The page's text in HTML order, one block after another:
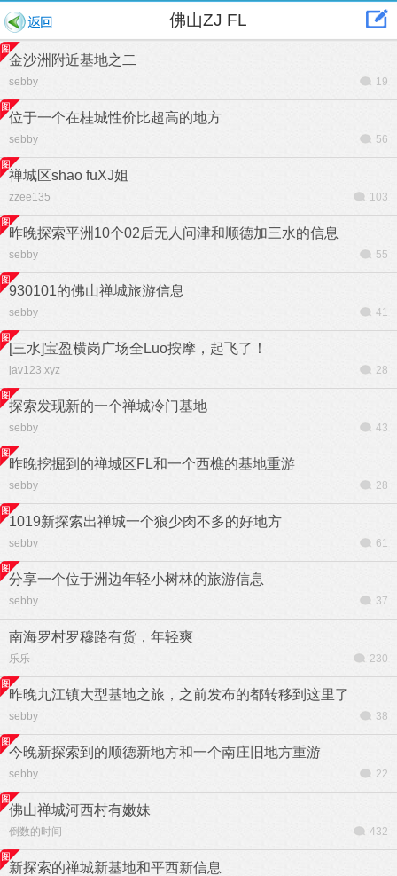
佛山ZJ FL
金沙洲附近基地之二
sebby 19
位于一个在桂城性价比超高的地方
sebby 56
禅城区shao fuXJ姐
zzee135 103
昨晚探索平洲10个02后无人问津和顺德加三水的信息
sebby 55
930101的佛山禅城旅游信息
sebby 41
[三水]宝盈横岗广场全Luo按摩，起飞了！
jav123.xyz 28
探索发现新的一个禅城冷门基地
sebby 43
昨晚挖掘到的禅城区FL和一个西樵的基地重游
sebby 28
1019新探索出禅城一个狼少肉不多的好地方
sebby 61
分享一个位于洲边年轻小树林的旅游信息
sebby 37
南海罗村罗穆路有货，年轻爽
乐乐 230
昨晚九江镇大型基地之旅，之前发布的都转移到这里了
sebby 38
今晚新探索到的顺德新地方和一个南庄旧地方重游
sebby 22
佛山禅城河西村有嫩妹
倒数的时间 432
新探索的禅城新基地和平西新信息